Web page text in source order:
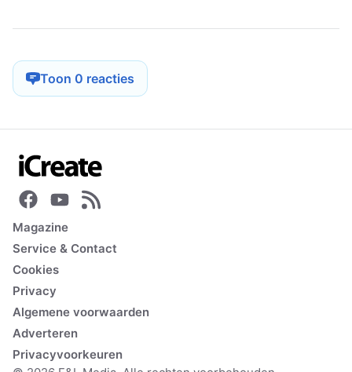
Toon 0 reacties
Magazine
Service & Contact
Cookies
Privacy
Algemene voorwaarden
Adverteren
Privacyvoorkeuren